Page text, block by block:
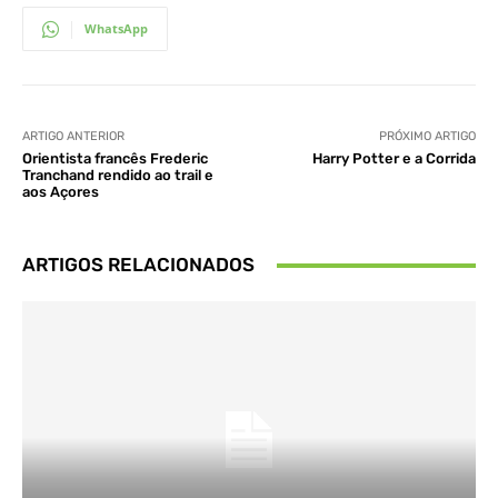
WhatsApp
ARTIGO ANTERIOR
Orientista francês Frederic
Tranchand rendido ao trail e
aos Açores
PRÓXIMO ARTIGO
Harry Potter e a Corrida
ARTIGOS RELACIONADOS